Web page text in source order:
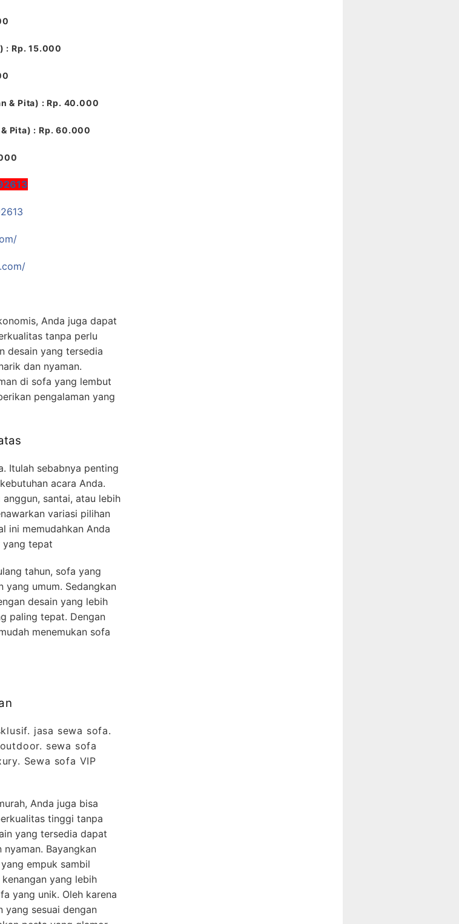
: Rp. 15.000
& Pita) : Rp. 40.000
Pita) : Rp. 60.000
Anda juga dapat
tanpa perlu
desain yang tersedia
dan nyaman.
di sofa yang lembut
pengalaman yang
Itulah sebabnya penting
acara Anda.
santai, atau lebih
variasi pilihan
ini memudahkan Anda
yang tepat
tahun, sofa yang
yang umum. Sedangkan
desain yang lebih
paling tepat. Dengan
menemukan sofa
jasa sewa sofa.
sewa sofa
Sewa sofa VIP
Anda juga bisa
tinggi tanpa
yang tersedia dapat
Bayangkan
empuk sambil
yang lebih
yang unik. Oleh karena
yang sesuai dengan